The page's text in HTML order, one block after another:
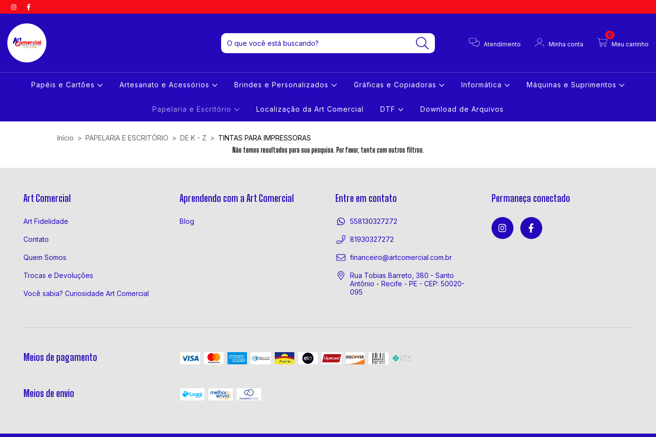
Atendimento Minha conta Meu carrinho
0
Papéis e Cartões Artesanato e Acessórios Brindes e Personalizados Gráficas e Copiadoras Informática Máquinas e Suprimentos
Papelaria e Escritório Localização da Art Comercial DTF Download de Arquivos
Início > PAPELARIA E ESCRITÓRIO > DE K - Z > TINTAS PARA IMPRESSORAS
Não temos resultados para sua pesquisa. Por favor, tente com outros filtros.
Art Comercial
Art Fidelidade
Contato
Quem Somos
Trocas e Devoluções
Você sabia? Curiosidade Art Comercial
Aprendendo com a Art Comercial
Blog
Entre em contato
558130327272
81930327272
financeiro@artcomercial.com.br
Rua Tobias Barreto, 380 - Santo
Antônio - Recife - PE - CEP: 50020-
095
Permaneça conectado
Meios de pagamento
Meios de envio